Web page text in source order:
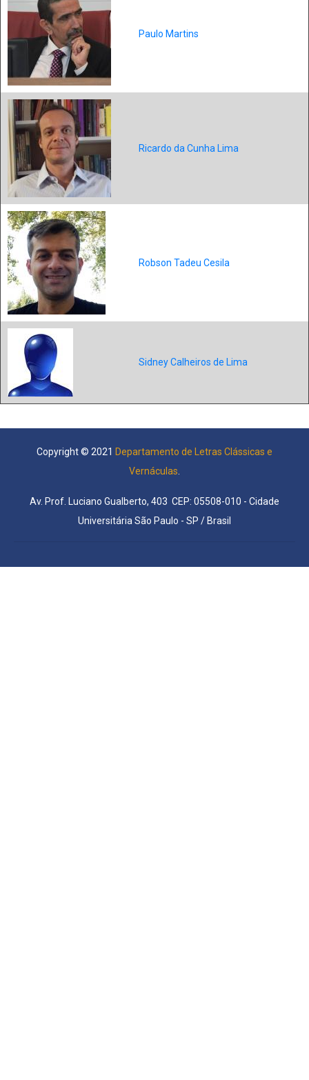
Paulo Martins
Ricardo da Cunha Lima
Robson Tadeu Cesila
Sidney Calheiros de Lima
Copyright © 2021 Departamento de Letras Clássicas e
Vernáculas
Av. Prof. Luciano Gualberto, 403 CEP: 05508-010 - Cidade
Universitária São Paulo - SP / Brasil